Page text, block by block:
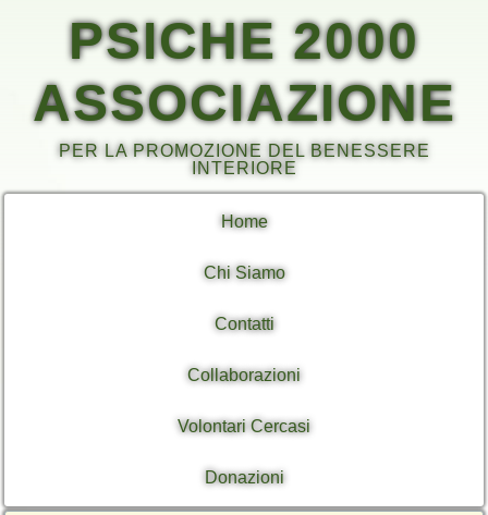
PSICHE 2000
ASSOCIAZIONE
PER LA PROMOZIONE DEL BENESSERE
INTERIORE
Home
Chi Siamo
Contatti
Collaborazioni
Volontari Cercasi
Donazioni